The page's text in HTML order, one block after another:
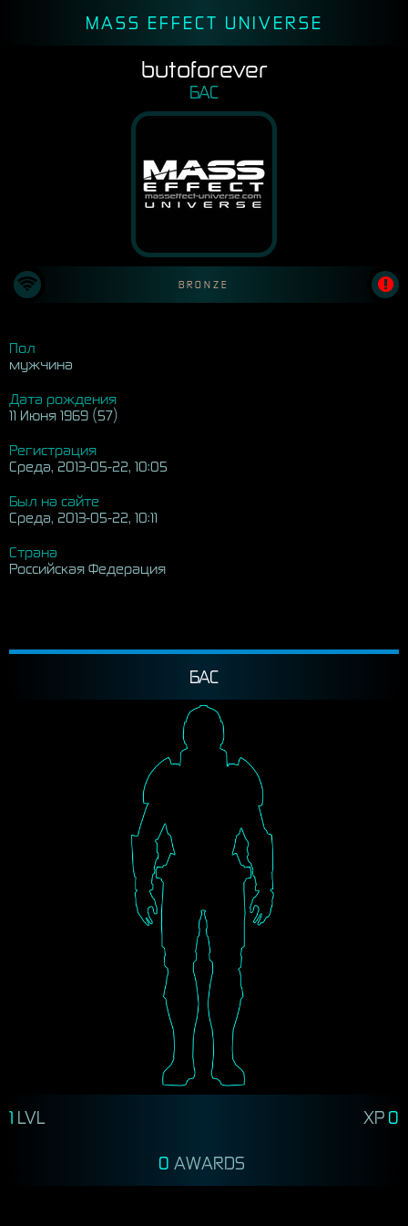
MASS EFFECT UNIVERSE
butoforever
БАС
BRONZE
Пол
мужчина
Дата рождения
11 Июня 1969 (57)
Регистрация
Среда, 2013-05-22, 10:05
Был на сайте
Среда, 2013-05-22, 10:11
Страна
Российская Федерация
БАС
1 LVL XP 0
0